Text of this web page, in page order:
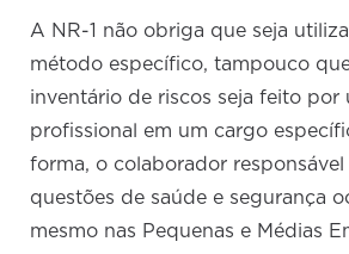
A NR-1 não obriga que seja
método específico, tampouco
inventário de riscos seja feito por
profissional em um cargo
forma, o colaborador responsável
questões de saúde e segurança
mesmo nas Pequenas e Médias